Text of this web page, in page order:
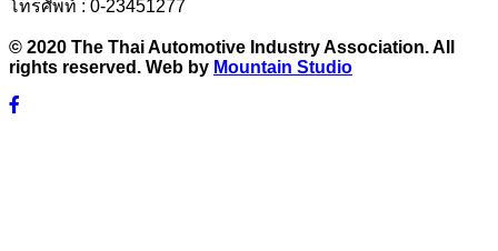
โทรศัพท์ : 0-23451277
© 2020 The Thai Automotive Industry Association. All
rights reserved. Web by Mountain Studio